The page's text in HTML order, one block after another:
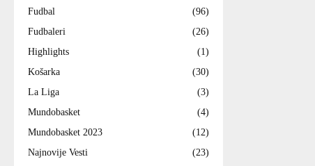
Fudbal
(96)
Fudbaleri
(26)
Highlights
(1)
Košarka
(30)
La Liga
(3)
Mundobasket
(4)
Mundobasket 2023
(12)
Najnovije Vesti
(23)